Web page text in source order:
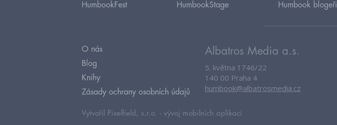
HumbookFest HumbookStage Humbook blogeři
O nás
Blog
Knihy
Zásady ochrany osobních údajů
Albatros Media a.s.
5. května 1746/22
140 00 Praha 4
humbook@albatrosmedia.cz
Vytvořil Pixelfield, s.r.o. - vývoj mobilních aplikací